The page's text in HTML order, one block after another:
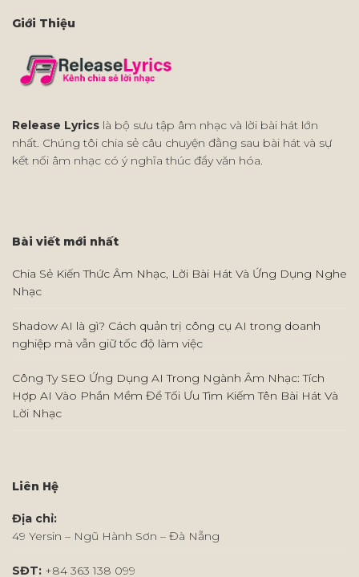
Giới Thiệu
Release Lyrics là bộ sưu tập âm nhạc và lời bài hát lớn
nhất. Chúng tôi chia sẻ câu chuyện đằng sau bài hát và sự
kết nối âm nhạc có ý nghĩa thúc đẩy văn hóa.
Bài viết mới nhất
Chia Sẻ Kiến Thức Âm Nhạc, Lời Bài Hát Và Ứng Dụng Nghe
Nhạc
Shadow AI là gì? Cách quản trị công cụ AI trong doanh
nghiệp mà vẫn giữ tốc độ làm việc
Công Ty SEO Ứng Dụng AI Trong Ngành Âm Nhạc: Tích
Hợp AI Vào Phần Mềm Để Tối Ưu Tìm Kiếm Tên Bài Hát Và
Lời Nhạc
Liên Hệ
Địa chỉ:
49 Yersin – Ngũ Hành Sơn – Đà Nẵng
SĐT: +84 363 138 099